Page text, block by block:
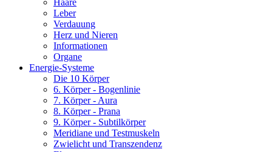
Haare
Leber
Verdauung
Herz und Nieren
Informationen
Organe
Energie-Systeme
Die 10 Körper
6. Körper - Bogenlinie
7. Körper - Aura
8. Körper - Prana
9. Körper - Subtilkörper
Meridiane und Testmuskeln
Zwielicht und Transzendenz